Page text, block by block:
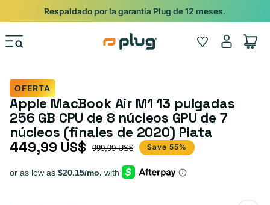
Ir al contenido
Respaldado por la garantía Plug de 12 meses.
Wishlist
Iniciar
sesión
Carrito
OFERTA
Apple MacBook Air M1 13 pulgadas
256 GB CPU de 8 núcleos GPU de 7
núcleos (finales de 2020) Plata
Precio de oferta
449,99 US$
Precio habitual 999,99 US$ Save 55%